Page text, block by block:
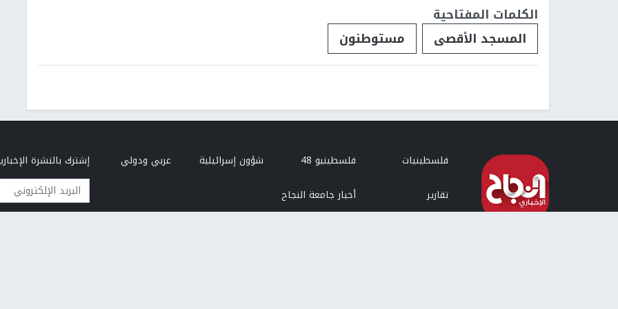
الكلمات المفتاحية
المسجد الأقصى
مستوطنون
فلسطينيات فلسطينيو 48 شؤون إسرائيلية
عربي ودولي
تقارير
أخبار جامعة النجاح
إشترك بالنشرة
البريد الإلكتروني